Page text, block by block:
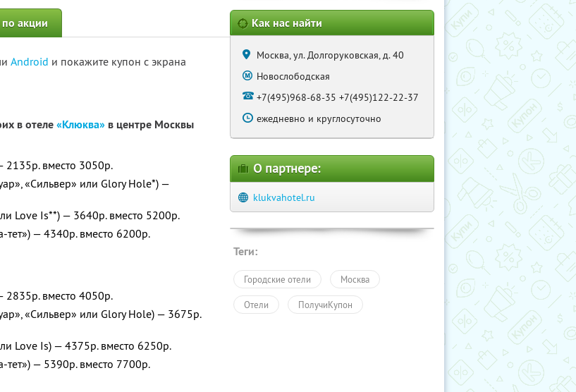
акции
Android и покажите купон с экрана
в отеле«Клюква» в центре Москвы
2135р. вместо 3050р.
«Сильвер» или Glory Hole*) —
Love Is**) — 3640р. вместо 5200р.
тет») — 4340р. вместо 6200р.
2835р. вместо 4050р.
«Сильвер» или Glory Hole) — 3675р.
Love Is) — 4375р. вместо 6250р.
тет») — 5390р. вместо 7700р.
Как нас найти
Москва, ул. Долгоруковская, д. 40
Новослободская
+7(495)968-68-35 +7(495)122-22-37
ежедневно и круглосуточно
О партнере:
klukvahotel.ru
Теги:
Городские отели Москва
Отели ПолучиКупон